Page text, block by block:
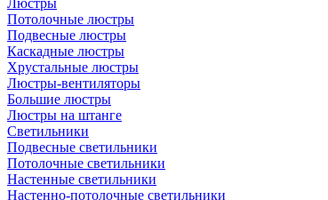
Люстры
Потолочные люстры
Подвесные люстры
Каскадные люстры
Хрустальные люстры
Люстры-вентиляторы
Большие люстры
Люстры на штанге
Светильники
Подвесные светильники
Потолочные светильники
Настенные светильники
Настенно-потолочные светильники